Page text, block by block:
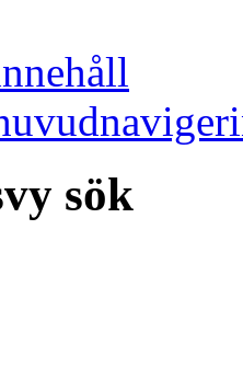
sök